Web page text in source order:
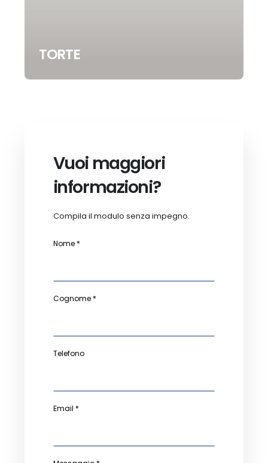
TORTE
Vuoi maggiori
informazioni?
Compila il modulo senza impegno.
Nome *
Cognome *
Telefono
Email *